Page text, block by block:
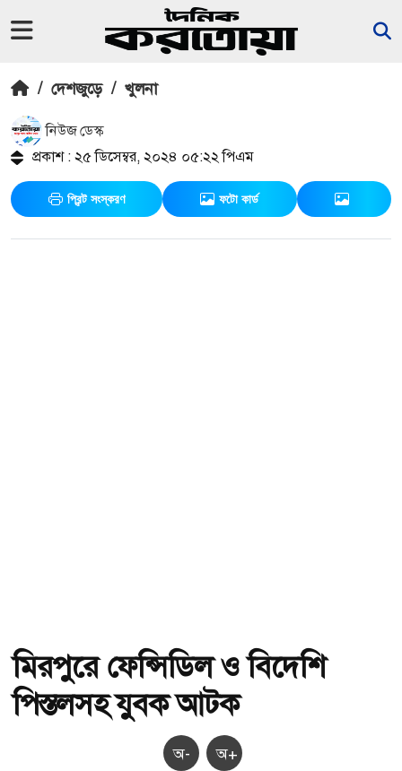
/ দেশজুড়ে / খুলনা
নিউজ ডেস্ক
প্রকাশ : ২৫ ডিসেম্বর, ২০২৪ ০৫:২২ পিএম
প্রিন্ট সংস্করণ ফটো কার্ড
মিরপুরে ফেন্সিডিল ও বিদেশি
পিস্তলসহ যুবক আটক
অ- অ+